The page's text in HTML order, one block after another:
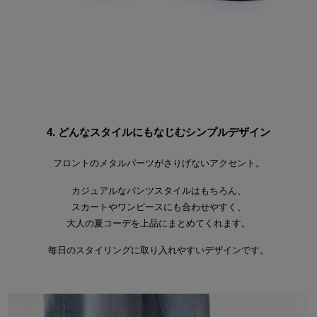
4. どんなスタイルにもなじむシンプルデザイン
フロントのメタルパーツがさりげないアクセント。
カジュアルなパンツスタイルはもちろん、
スカートやワンピースにも合わせやすく、
大人の夏コーデを上品にまとめてくれます。
毎日のスタイリングに取り入れやすいデザインです。